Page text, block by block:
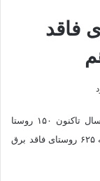
روستای فاقد
سخنگوی صنعت برق با اشاره به اینکه از ابتدای امسال تاکنون ۱۵۰ روستا
برق‌رسانی شده گفت: برنامه‌ریزی برای برق‌رسانی به ۶۲۵ روستای فاقد برق